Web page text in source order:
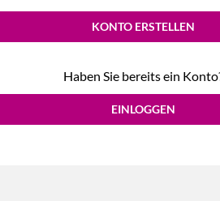
KONTO ERSTELLEN
Haben Sie bereits ein
EINLOGGEN